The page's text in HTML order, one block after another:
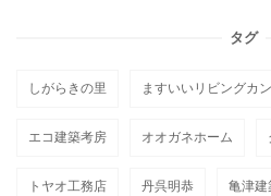
タグ
しがらきの里 ますいいリビングカ
エコ建築考房 オオガネホーム
トヤオ工務店 丹呉明恭 亀津建